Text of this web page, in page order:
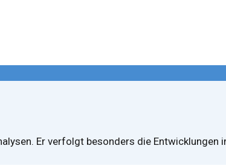
Er verfolgt besonders die Entwicklungen